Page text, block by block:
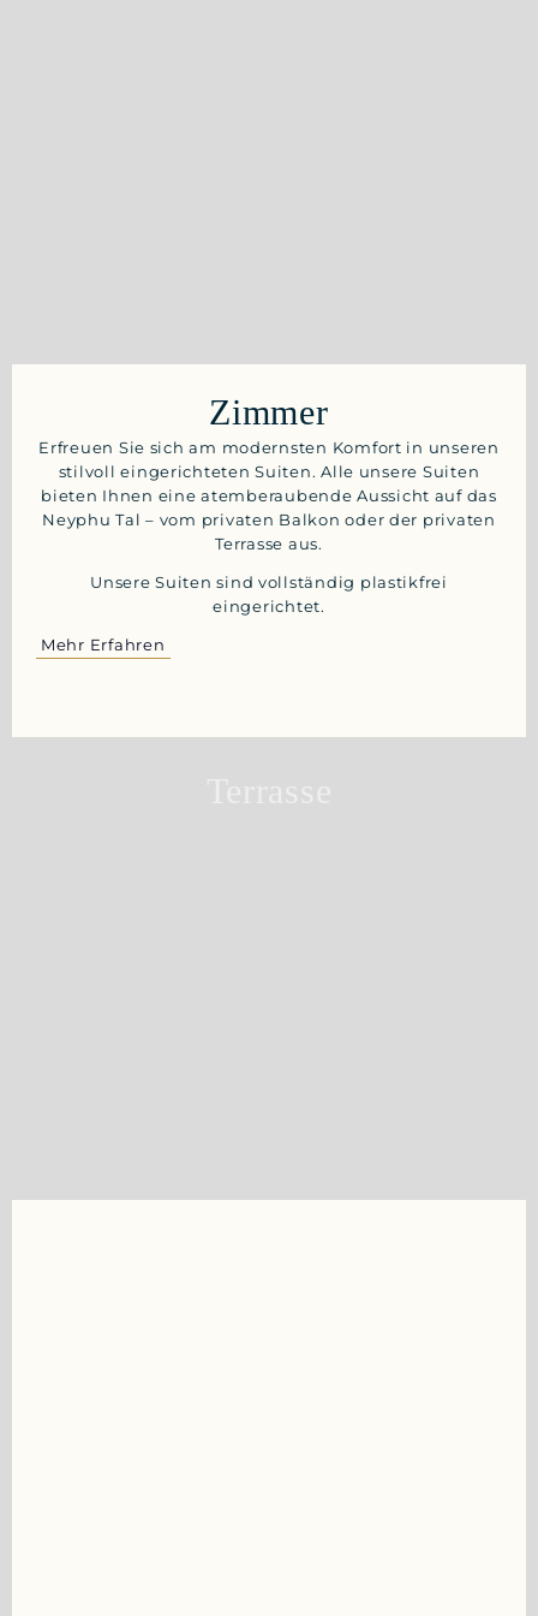
Zimmer
Erfreuen Sie sich am modernsten Komfort in unseren
stilvoll eingerichteten Suiten. Alle unsere Suiten
bieten Ihnen eine atemberaubende Aussicht auf das
Neyphu Tal – vom privaten Balkon oder der privaten
Terrasse aus.
Unsere Suiten sind vollständig plastikfrei
eingerichtet.
Mehr Erfahren